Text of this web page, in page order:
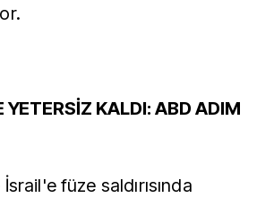
YETERSİZ KALDI: ABD ADIM
füze saldırısında